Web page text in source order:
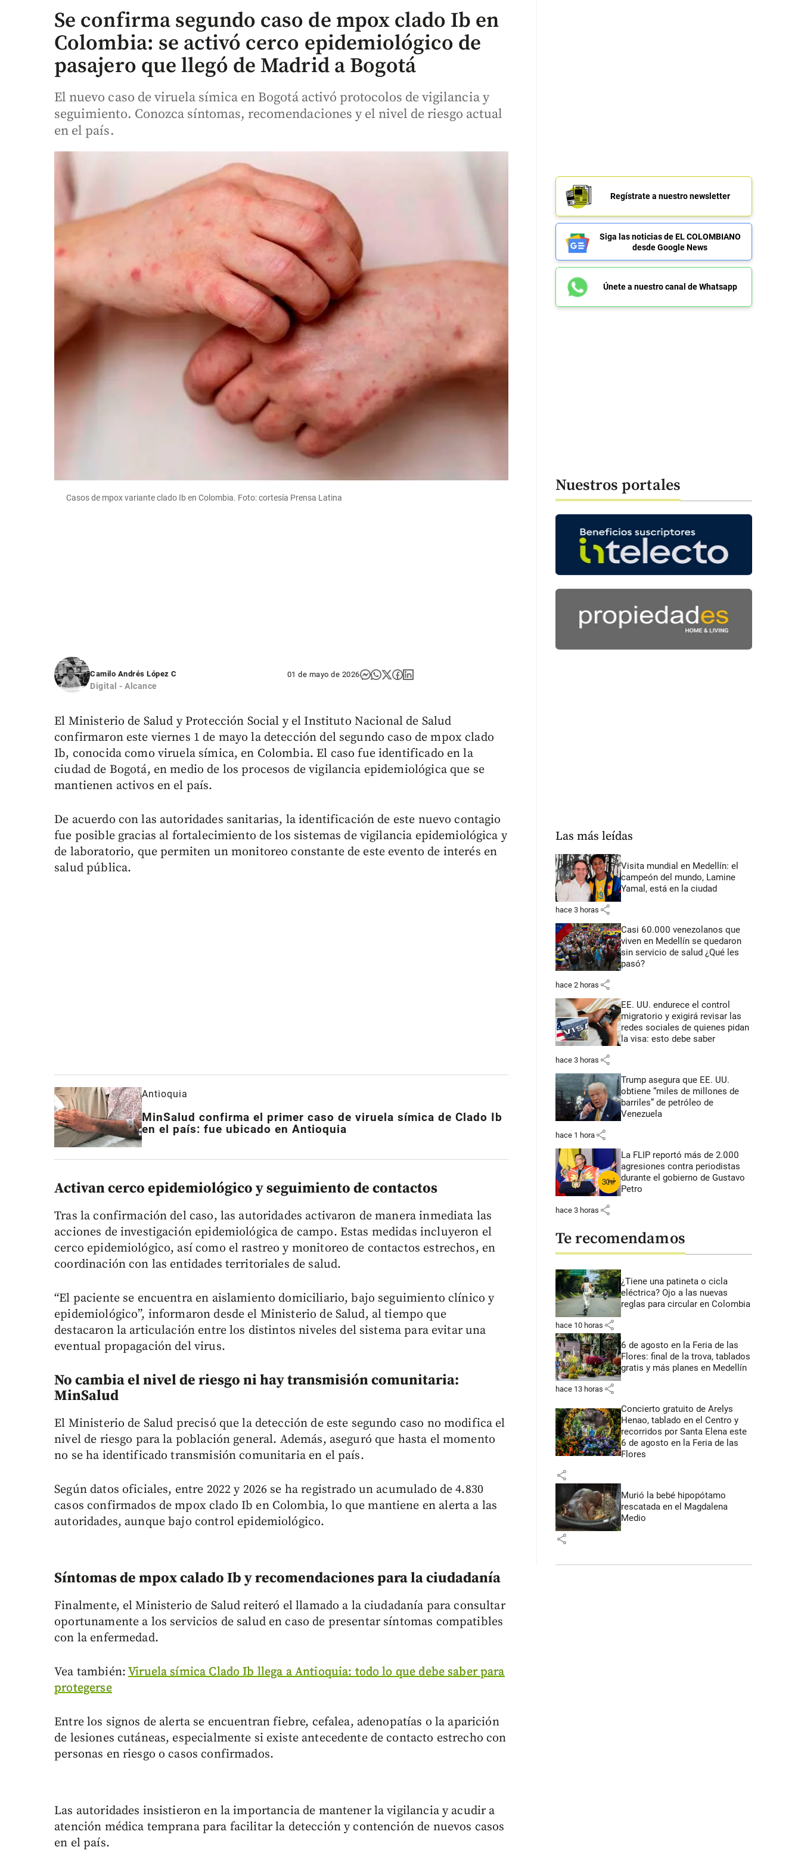
Se confirma segundo caso de mpox clado Ib en
Colombia: se activó cerco epidemiológico de
pasajero que llegó de Madrid a Bogotá
El nuevo caso de viruela símica en Bogotá activó protocolos de vigilancia y
seguimiento. Conozca síntomas, recomendaciones y el nivel de riesgo actual
en el país.
Casos de mpox variante clado Ib en Colombia. Foto: cortesía Prensa Latina
Camilo Andrés López C
Digital - Alcance
01 de mayo de 2026
El Ministerio de Salud y Protección Social y el Instituto Nacional de Salud
confirmaron este viernes 1 de mayo la detección del segundo caso de mpox clado
Ib, conocida como viruela símica, en Colombia. El caso fue identificado en la
ciudad de Bogotá, en medio de los procesos de vigilancia epidemiológica que se
mantienen activos en el país.
De acuerdo con las autoridades sanitarias, la identificación de este nuevo contagio
fue posible gracias al fortalecimiento de los sistemas de vigilancia epidemiológica y
de laboratorio, que permiten un monitoreo constante de este evento de interés en
salud pública.
Antioquia
MinSalud confirma el primer caso de viruela símica de Clado Ib
en el país: fue ubicado en Antioquia
Activan cerco epidemiológico y seguimiento de contactos
Tras la confirmación del caso, las autoridades activaron de manera inmediata las
acciones de investigación epidemiológica de campo. Estas medidas incluyeron el
cerco epidemiológico, así como el rastreo y monitoreo de contactos estrechos, en
coordinación con las entidades territoriales de salud.
“El paciente se encuentra en aislamiento domiciliario, bajo seguimiento clínico y
epidemiológico”, informaron desde el Ministerio de Salud, al tiempo que
destacaron la articulación entre los distintos niveles del sistema para evitar una
eventual propagación del virus.
No cambia el nivel de riesgo ni hay transmisión comunitaria:
MinSalud
El Ministerio de Salud precisó que la detección de este segundo caso no modifica el
nivel de riesgo para la población general. Además, aseguró que hasta el momento
no se ha identificado transmisión comunitaria en el país.
Según datos oficiales, entre 2022 y 2026 se ha registrado un acumulado de 4.830
casos confirmados de mpox clado Ib en Colombia, lo que mantiene en alerta a las
autoridades, aunque bajo control epidemiológico.
Síntomas de mpox calado Ib y recomendaciones para la ciudadanía
Finalmente, el Ministerio de Salud reiteró el llamado a la ciudadanía para consultar
oportunamente a los servicios de salud en caso de presentar síntomas compatibles
con la enfermedad.
Vea también:Viruela símica Clado Ib llega a Antioquia: todo lo que debe saber para
protegerse
Entre los signos de alerta se encuentran fiebre, cefalea, adenopatías o la aparición
de lesiones cutáneas, especialmente si existe antecedente de contacto estrecho con
personas en riesgo o casos confirmados.
Las autoridades insistieron en la importancia de mantener la vigilancia y acudir a
atención médica temprana para facilitar la detección y contención de nuevos casos
en el país.
Regístrate a nuestro newsletter
Siga las noticias de EL COLOMBIANO
desde Google News
Únete a nuestro canal de Whatsapp
Nuestros portales
Las más leídas
Visita mundial en Medellín: el
campeón del mundo, Lamine
Yamal, está en la ciudad
hace 3 horas share
Casi 60.000 venezolanos que
viven en Medellín se quedaron
sin servicio de salud ¿Qué les
pasó?
hace 2 horas share
EE. UU. endurece el control
migratorio y exigirá revisar las
redes sociales de quienes pidan
la visa: esto debe saber
hace 3 horas share
Trump asegura que EE. UU.
obtiene “miles de millones de
barriles” de petróleo de
Venezuela
hace 1 hora share
La FLIP reportó más de 2.000
agresiones contra periodistas
durante el gobierno de Gustavo
Petro
hace 3 horas share
Te recomendamos
¿Tiene una patineta o cicla
eléctrica? Ojo a las nuevas
reglas para circular en Colombia
hace 10 horas share
6 de agosto en la Feria de las
Flores: final de la trova, tablados
gratis y más planes en Medellín
hace 13 horas share
Concierto gratuito de Arelys
Henao, tablado en el Centro y
recorridos por Santa Elena este
6 de agosto en la Feria de las
Flores
share
Murió la bebé hipopótamo
rescatada en el Magdalena
Medio
share